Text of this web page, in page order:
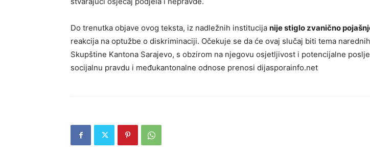
Do trenutka objave ovog teksta, iz nadležnih institucija nije stiglo zvanično
reakcija na optužbe o diskriminaciji. Očekuje se da će ovaj slučaj biti tema
Skupštine Kantona Sarajevo, s obzirom na njegovu osjetljivost i potencijalne
socijalnu pravdu i međukantonalne odnose prenosi dijasporainfo.net